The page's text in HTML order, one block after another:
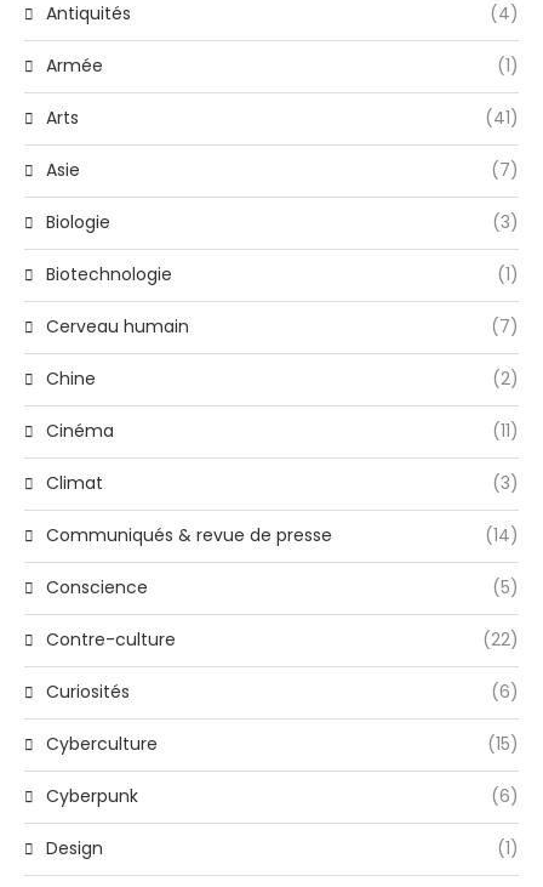
Antiquités (4)
Armée (1)
Arts (41)
Asie (7)
Biologie (3)
Biotechnologie (1)
Cerveau humain (7)
Chine (2)
Cinéma (11)
Climat (3)
Communiqués & revue de presse (14)
Conscience (5)
Contre-culture (22)
Curiosités (6)
Cyberculture (15)
Cyberpunk (6)
Design (1)